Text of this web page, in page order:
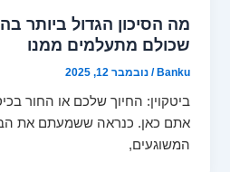
מה הסיכון הגדול ביותר
שכולם מתעלמים ממנו
Banku
/נובמבר 12, 2025
ביטקוין: החיוך שלכם או החור
אתם כאן. כנראה ששמעתם את
המשוגעים,